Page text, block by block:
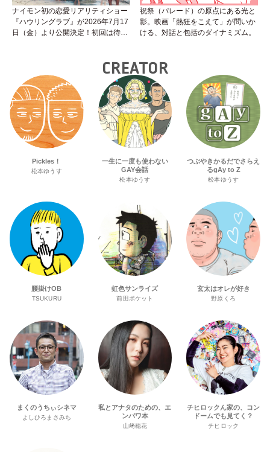
ナイモン初の恋愛リアリティショー
『ハウリングラブ』が2026年7月17
日（金）より公開決定！初回は待望
祝祭（パレード）の原点にある光と
影。映画「熱狂をこえて」が問いか
ける、対話と包括のダイナミズム。
CREATOR
Pickles！
松本ゆうす
一生に一度も使わない
GAY会話
松本ゆうす
つぶやきかるだでさらえ
るgAy to Z
松本ゆうす
腰掛けOB
TSUKURU
虹色サンライズ
前田ポケット
玄太はオレが好き
野原くろ
まくのうちぃシネマ
よしひろまさみち
私とアナタのための、エ
ンパワ本
山﨑穂花
チヒロックん家の、コン
ドームでも見てく？
チヒロック